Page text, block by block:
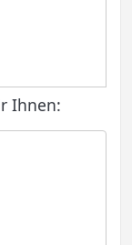
Ihnen: